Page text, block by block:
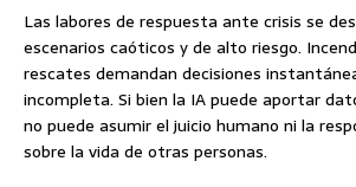
Las labores de respuesta ante crisis se
escenarios caóticos y de alto riesgo.
rescates demandan decisiones
incompleta. Si bien la IA puede aportar
no puede asumir el juicio humano ni la
sobre la vida de otras personas.